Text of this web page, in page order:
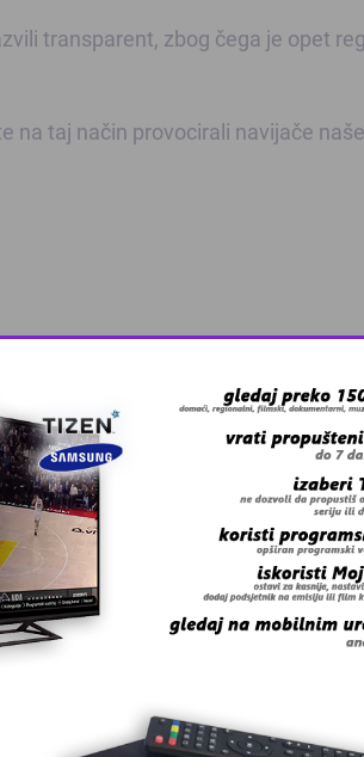
transparent, zbog čega je opet
na taj način provocirali navijače naše